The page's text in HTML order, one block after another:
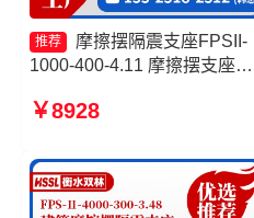
推荐
摩擦摆隔震支座FPSII-
1000-400-4.11 摩擦摆支座定
支座生产厂家 摩擦摆隔震支座
￥8928